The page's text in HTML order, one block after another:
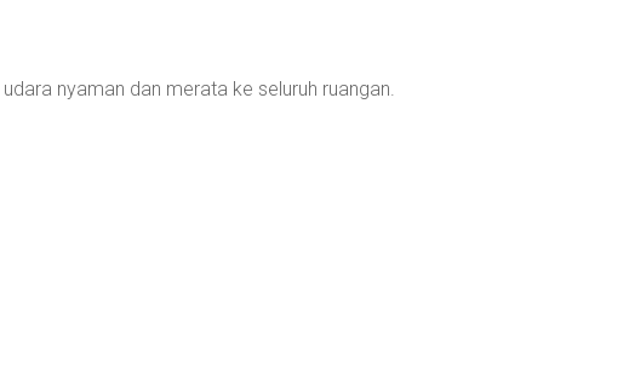
nyaman dan merata ke seluruh ruangan.